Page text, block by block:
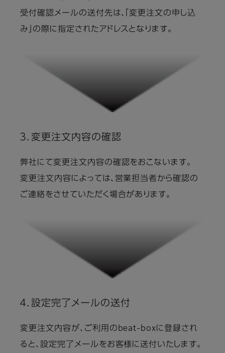
受付確認メールの送付先は、「変更注文の申し込
み」の際に指定されたアドレスとなります。
３．変更注文内容の確認
弊社にて変更注文内容の確認をおこないます。
変更注文内容によっては、営業担当者から確認の
ご連絡をさせていただく場合があります。
４．設定完了メールの送付
変更注文内容が、ご利用のbeat-boxに登録され
ると、設定完了メールをお客様に送付いたします。